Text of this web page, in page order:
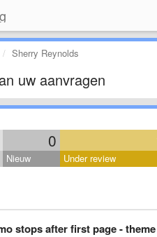
Sherry Reynolds
uw aanvragen
0
Nieuw Under review
stops after first page - theme